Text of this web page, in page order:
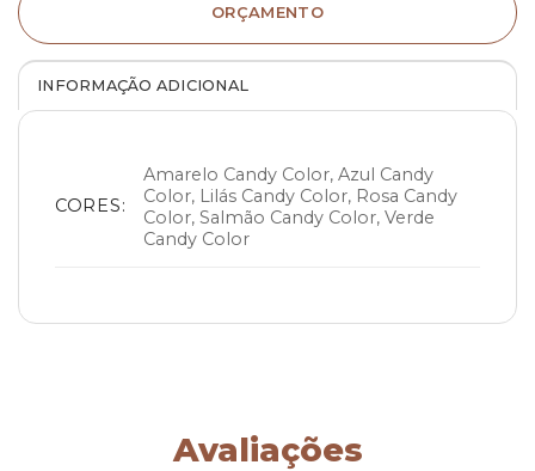
ORÇAMENTO
INFORMAÇÃO ADICIONAL
CORES:
Amarelo Candy Color, Azul Candy
Color, Lilás Candy Color, Rosa Candy
Color, Salmão Candy Color, Verde
Candy Color
Avaliações